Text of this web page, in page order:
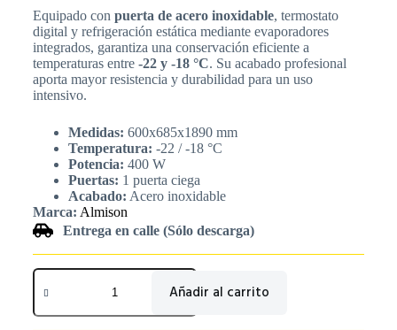
Equipado con puerta de acero inoxidable, termostato
digital y refrigeración estática mediante evaporadores
integrados, garantiza una conservación eficiente a
temperaturas entre -22 y -18 °C. Su acabado profesional
aporta mayor resistencia y durabilidad para un uso
intensivo.
Medidas: 600x685x1890 mm
Temperatura: -22 / -18 °C
Potencia: 400 W
Puertas: 1 puerta ciega
Acabado: Acero inoxidable
Marca: Almison
Entrega en calle (Sólo descarga)
Añadir al carrito